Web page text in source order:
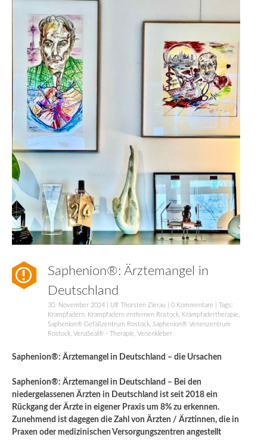
wechseln
Saphenion®: Ärztemangel in
Deutschland
30. November 2024 Ulf Thorsten Zierau 0 Kommentare | Tags:
Krampfadern, Krampfadern entfernen Rostock, Krampfadertherapie,
Saphenion® Gefäßzentrum Rostock, Saphenion® Venenzentrum
Rostock, VenaSeal® - Therapie, Venenkleber
Saphenion®: Ärztemangel in Deutschland – die Ursachen
Saphenion®: Ärztemangel in Deutschland – Bei den
niedergelassenen Ärzten in Deutschland ist seit 2018 ein
Rückgang der Ärzte in eigener Praxis um 8% zu erkennen.
Zunehmend ist dagegen die Zahl von Ärzten / Ärztinnen, die in
Praxen oder medizinischen Versorgungszentren angestellt